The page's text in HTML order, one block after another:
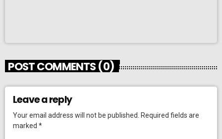
POST COMMENTS (0)
Leave a reply
Your email address will not be published. Required fields are
marked *